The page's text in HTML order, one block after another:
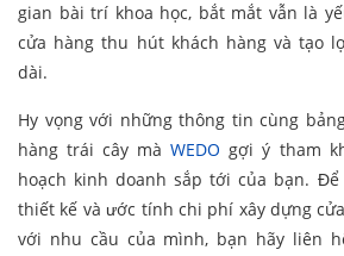
gian bài trí khoa học, bắt mắt vẫn là
cửa hàng thu hút khách hàng và tạo
dài.
Hy vọng với những thông tin cùng
hàng trái cây màWEDO gợi ý tham
hoạch kinh doanh sắp tới của bạn.
thiết kế và ước tính chi phí xây dựng
với nhu cầu của mình, bạn hãy liên